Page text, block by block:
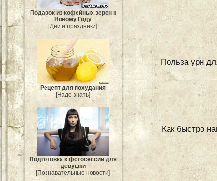
Подарок из кофейных зерен к
Новому Году
[Дни и праздники]
Рецепт для похудания
[Надо знать]
Подготовка к фотосессии для
девушки
[Познавательные новости]
Польза урн
Как быстро